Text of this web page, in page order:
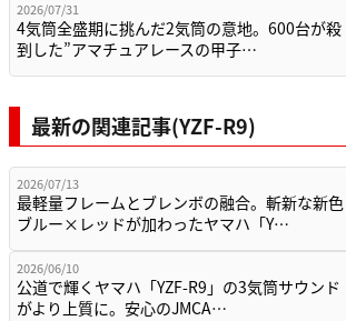
2026/07/31
4気筒全盛期に挑んだ2気筒の意地。600台が殺
到した”アマチュアレースの甲子…
最新の関連記事(YZF-R9)
2026/07/13
最軽量フレームとブレンボの融合。斬新な新色
ブルー×レッドが加わったヤマハ「Y…
2026/06/10
公道で輝くヤマハ「YZF-R9」の3気筒サウンド
がより上質に。安心のJMCA…